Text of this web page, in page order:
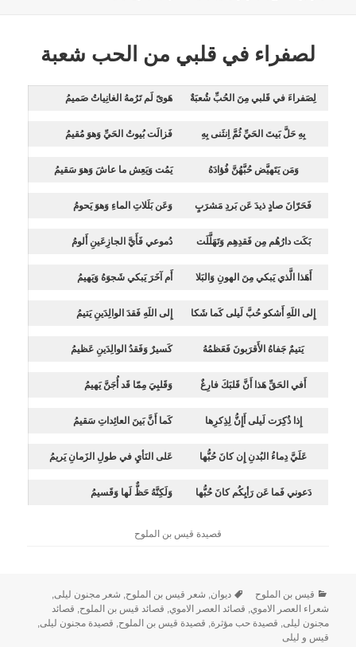
لصفراء في قلبي من الحب شعبة
لِصَفراءَ في قَلبي مِنَ الحُبِّ شُعبَةٌ هَوىً لَم تَرُمهُ الغانِياتُ صَميمُ
بِهِ حَلَّ بَيتَ الحَيِّ ثُمَّ اِنثَنى بِهِ فَزالَت بُيوتُ الحَيِّ وَهوَ مُقيمُ
وَمَن يَتَهيَّض حُبَّهُنَّ فُؤادَهُ يَمُت وَيَعِش ما عاشَ وَهوَ سَقيمُ
فَحَرّانَ صادٍ ذيدَ عَن بَردِ مَشرَبٍ وَعَن بَلَلاتِ الماءِ وَهوَ يَحومُ
بَكَت دارُهُم مِن فَقدِهِم وَتَهَلَّلَت دُموعي فَأَيَّ الجازِعَينِ أَلومُ
أَهَذا الَّذي يَبكي مِنَ الهونِ وَالبَلا أَم آخَرَ يَبكي شَجوَهُ وَيَهيمُ
إِلى اللَهِ أَشكو حُبَّ لَيلى كَما شَكا إِلى اللَهِ فَقدَ الوالِدَينِ يَتيمُ
يَتيمٌ جَفاهُ الأَقرَبونَ فَعَظمُهُ كَسيرٌ وَفَقدُ الوالِدَينِ عَظيمُ
أَفي الحَقِّ هَذا أَنَّ قَلبَكَ فارِغٌ وَقَلبِيَ مِمّا قَد أُجَنَّ يَهيمُ
إِذا ذُكِرَت لَيلى أَإِنُّ لِذِكرِها كَما أَنَّ بَينَ العائِداتِ سَقيمُ
عَلَيَّ دِماءُ البُدنِ إِن كانَ حُبُّها عَلى النَأيِ في طولِ الزَمانِ يَريمُ
دَعوني فَما عَن رَأيِكُم كانَ حُبُّها وَلَكِنَّهُ حَظٌّ لَها وَقَسيمُ
قصيدة قيس بن الملوح
قيس بن الملوح ديوان, شعر قيس بن الملوح, شعر مجنون ليلى,
شعراء العصر الاموي, قصائد العصر الاموي, قصائد قيس بن الملوح, قصائد
مجنون ليلى, قصيدة حب مؤثرة, قصيدة قيس بن الملوح, قصيدة مجنون ليلى,
قيس و ليلى